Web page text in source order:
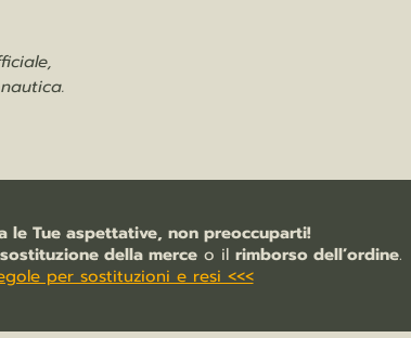
le Tue aspettative, non preoccuparti!
sostituzione della merce o il rimborso dell’ordine.
per sostituzioni e resi <<<